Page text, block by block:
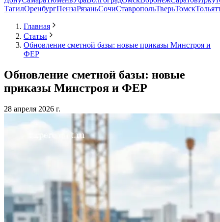
ТагилОренбургПензаРязаньСочиСтавропольТверьТомск
Главная
Статьи
Обновление сметной базы: новые приказы Минстроя и
ФЕР
Обновление сметной базы: новые
приказы Минстроя и ФЕР
28 апреля 2026 г.